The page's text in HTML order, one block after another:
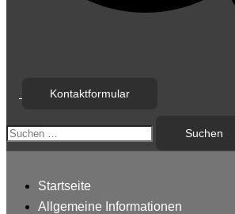
Kontaktformular
Suchen
nach:
Startseite
Allgemeine Informationen